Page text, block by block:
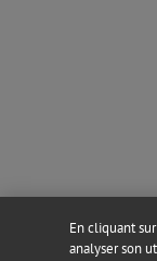
En cliquant
analyser son